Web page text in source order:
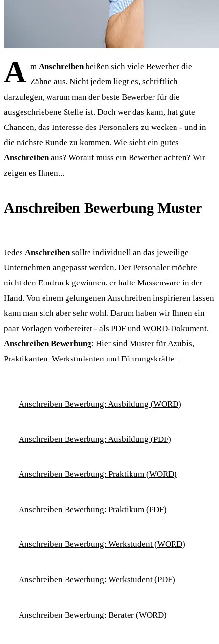
A m Anschreibenbeißen sich viele Bewerber die
Zähne aus. Nicht jedem liegt es, schriftlich
darzulegen, warum man der beste Bewerber für die
ausgeschriebene Stelle ist. Doch wer das kann, hat gute
Chancen, das Interesse des Personalers zu wecken - und in
die nächste Runde zu kommen. Wie sieht ein gutes
Anschreiben aus? Worauf muss ein Bewerber achten? Wir
zeigen es Ihnen...
Anschreiben Bewerbung Muster
Jedes Anschreiben sollte individuell an das jeweilige
Unternehmen angepasst werden. Der Personaler möchte
nicht den Eindruck gewinnen, er halte Massenware in der
Hand. Von einem gelungenen Anschreiben inspirieren lassen
kann man sich aber sehr wohl. Darum haben wir Ihnen ein
paar Vorlagen vorbereitet - als PDF und WORD-Dokument.
Anschreiben Bewerbung: Hier sind Muster für Azubis,
Praktikanten, Werkstudenten und Führungskräfte...
Anschreiben Bewerbung: Ausbildung (WORD)
Anschreiben Bewerbung: Ausbildung (PDF)
Anschreiben Bewerbung: Praktikum (WORD)
Anschreiben Bewerbung: Praktikum (PDF)
Anschreiben Bewerbung: Werkstudent (WORD)
Anschreiben Bewerbung: Werkstudent (PDF)
Anschreiben Bewerbung: Berater (WORD)